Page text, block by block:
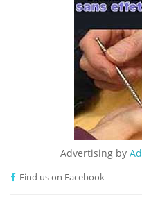
Advertising by
Find us on Facebook